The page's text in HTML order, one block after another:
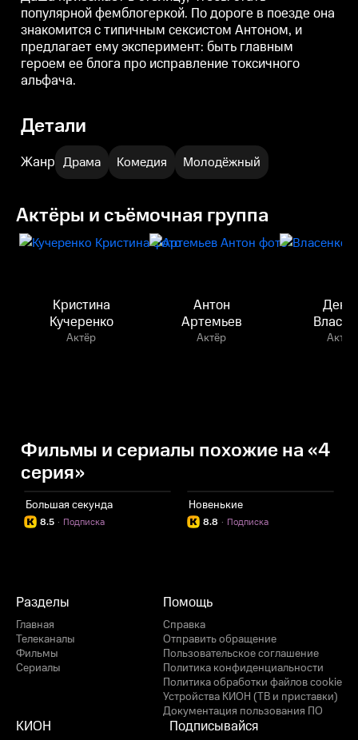
популярной фемблогеркой. По дороге в поезде она
знакомится с типичным сексистом Антоном, и
предлагает ему эксперимент: быть главным
героем ее блога про исправление токсичного
альфача.
Детали
Жанр Драма Комедия Молодёжный
Актёры и съёмочная группа
Кристина
Кучеренко
Актёр
Антон
Артемьев
Актёр Актёр
Фильмы и сериалы похожие на «4
серия»
Большая секунда
8.5 Подписка
·
Новенькие
8.8 Подписка
·
Разделы
Главная
Телеканалы
Фильмы
Сериалы
Помощь
Справка
Отправить обращение
Пользовательское соглашение
Политика конфиденциальности
Политика обработки файлов cookie
Устройства КИОН (ТВ и приставки)
Документация пользования ПО
КИОН Подписывайся